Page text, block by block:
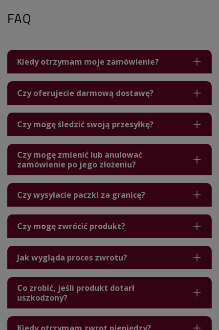
FAQ
Kiedy otrzymam moje zamówienie?
Czy oferujecie darmową dostawę?
Czy mogę śledzić swoją przesyłkę?
Czy mogę zmienić lub anulować
zamówienie po jego złożeniu?
Czy wysyłacie paczki za granicę?
Czy mogę zwrócić produkt?
Jak wygląda proces zwrotu?
Co zrobić, jeśli produkt dotarł
uszkodzony?